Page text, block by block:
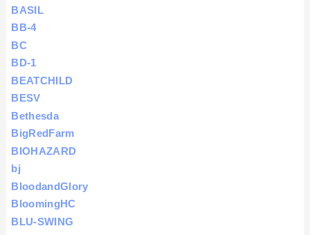
BASIL
BB-4
BC
BD-1
BEATCHILD
BESV
Bethesda
BigRedFarm
BIOHAZARD
bj
BloodandGlory
BloomingHC
BLU-SWING